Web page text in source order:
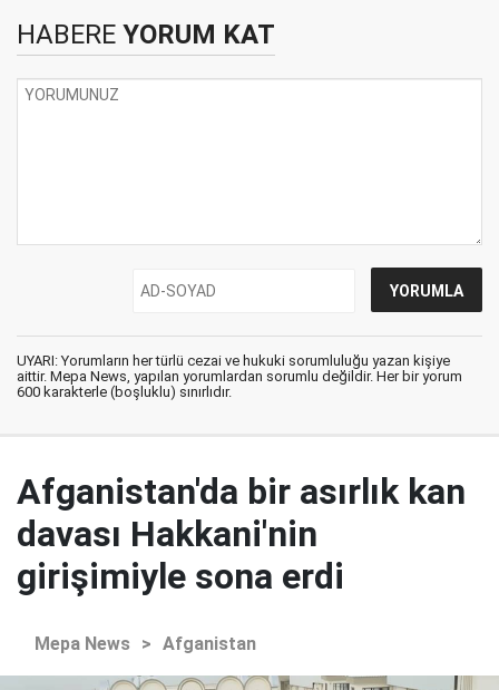
HABERE YORUM KAT
UYARI: Yorumların her türlü cezai ve hukuki sorumluluğu yazan kişiye
aittir. Mepa News, yapılan yorumlardan sorumlu değildir. Her bir yorum
600 karakterle (boşluklu) sınırlıdır.
Afganistan'da bir asırlık kan
davası Hakkani'nin
girişimiyle sona erdi
Mepa News > Afganistan